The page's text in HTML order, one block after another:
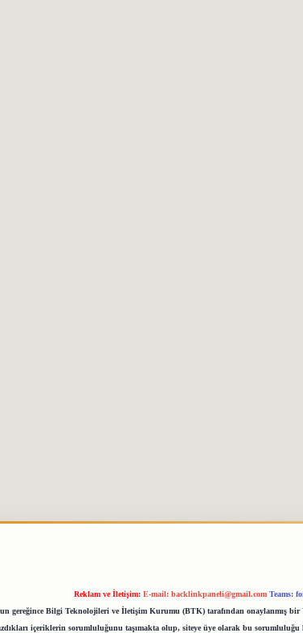
Reklam ve İletişim: E-mail: backlinkpaneli@gmail.com Teams:
gereğince Bilgi Teknolojileri ve İletişim Kurumu (BTK) tarafından onaylanmış
içeriklerin sorumluluğunu taşımakta olup, siteye üye olarak bu